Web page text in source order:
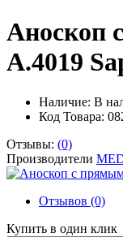
Аноскоп
А.4019
Наличие: В
Код Товара:
Отзывы: (0)
Производители
Отзывов (0)
Купить в один клик